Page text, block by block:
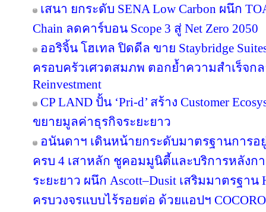
เสนา ยกระดับ SENA Low Carbon ผนึก
Chain ลดคาร์บอน Scope 3 สู่ Net Zero 2050
ออริจิ้น โฮเทล ปิดดีล ขาย Staybridge
ครอบครัวเศวตสมภพ ตอกย้ำความสำเร็จกล
Reinvestment
CP LAND ปั้น ‘Pri-d’ สร้าง Customer
ขยายมูลค่าธุรกิจระยะยาว
อนันดาฯ เดินหน้ายกระดับมาตรฐานการอยู่
ครบ 4 เสาหลัก ชูคอมมูนิตี้และบริการหลังกา
ระยะยาว ผนึก Ascott–Dusit เสริมมาตรฐา
ครบวงจรแบบไร้รอยต่อ ด้วยแอปฯ COCORO